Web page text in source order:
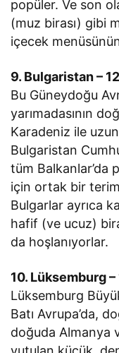
popüler. Ve son
(muz birası) gibi
içecek
9. Bulgaristan –
Bu Güneydoğu
yarımadasının
Karadeniz ile
Bulgaristan
tüm Balkanlar’da
için ortak bir
Bulgarlar ayrıca
hafif (ve ucuz)
da hoşlanıyorlar.
10. Lüksemburg
Lüksemburg
Batı Avrupa’da,
doğuda Almanya